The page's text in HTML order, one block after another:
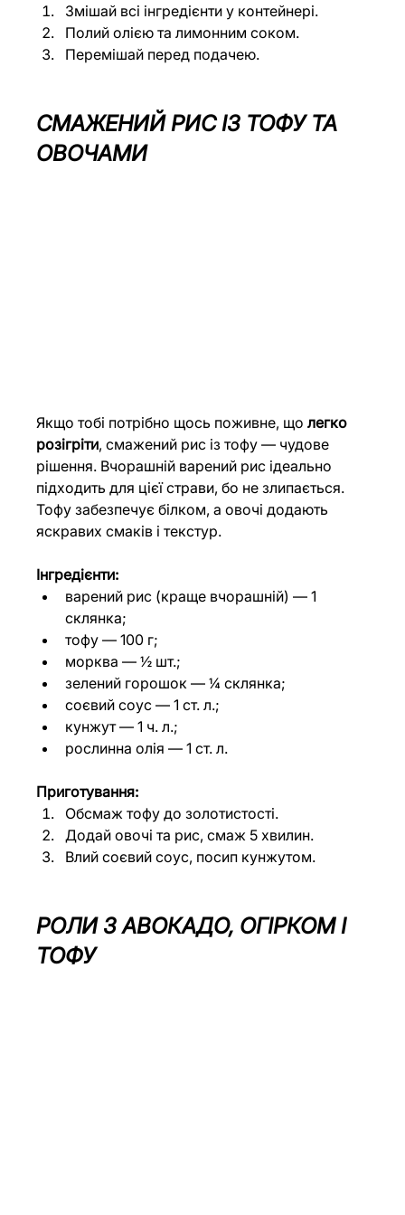
Змішай всі інгредієнти у контейнері.
Полий олією та лимонним соком.
Перемішай перед подачею.
СМАЖЕНИЙ РИС ІЗ ТОФУ ТА
ОВОЧАМИ
Якщо тобі потрібно щось поживне, що легко
розігріти, смажений рис із тофу — чудове
рішення. Вчорашній варений рис ідеально
підходить для цієї страви, бо не злипається.
Тофу забезпечує білком, а овочі додають
яскравих смаків і текстур.
Інгредієнти:
варений рис (краще вчорашній) — 1
склянка;
тофу — 100 г;
морква — ½ шт.;
зелений горошок — ¼ склянка;
соєвий соус — 1 ст. л.;
кунжут — 1 ч. л.;
рослинна олія — 1 ст. л.
Приготування:
Обсмаж тофу до золотистості.
Додай овочі та рис, смаж 5 хвилин.
Влий соєвий соус, посип кунжутом.
РОЛИ З АВОКАДО, ОГІРКОМ І
ТОФУ